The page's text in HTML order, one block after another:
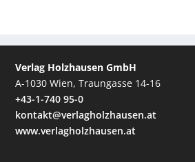
Verlag Holzhausen GmbH
A-1030 Wien, Traungasse 14-16
+43-1-740 95-0
kontakt@verlagholzhausen.at
www.verlagholzhausen.at